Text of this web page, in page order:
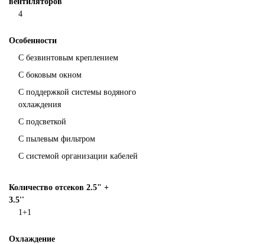
4
Особенности
С безвинтовым креплением
С боковым окном
С поддержкой системы водяного
охлаждения
С подсветкой
С пылевым фильтром
С системой организации кабелей
Количество отсеков 2.5" +
3.5''
1+1
Охлаждение